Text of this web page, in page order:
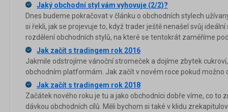
Jaký obchodní styl vám vyhovuje (2/2)?
Dnes budeme pokračovat v článku o obchodních stylech
si řekli, jak se projevuje to, když trader ještě nenašel svůj
rozdělení obchodních stylů, na které se tentokrát zaměříme
Jak začít s tradingem rok 2016
Jakmile odstrojíme vánoční stromeček a dojíme zbytek
obchodním platformám. Jak začít v novém roce pokud možno
Jak začít s tradingem rok 2018
Začátek nového roku je tu a jako obchodníci dobře víme, co to
dávkou obchodních cílů. Měli bychom si také v klidu